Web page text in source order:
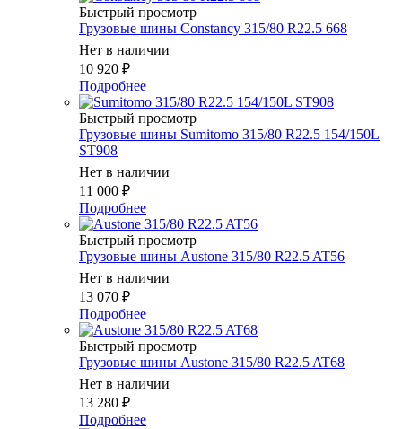
Быстрый просмотр
Грузовые шины Constancy 315/80 R22.5 668
Нет в наличии
10 920 ₽
Подробнее
Быстрый просмотр
Грузовые шины Sumitomo 315/80 R22.5 154/150L
ST908
Нет в наличии
11 000 ₽
Подробнее
Быстрый просмотр
Грузовые шины Austone 315/80 R22.5 AT56
Нет в наличии
13 070 ₽
Подробнее
Быстрый просмотр
Грузовые шины Austone 315/80 R22.5 AT68
Нет в наличии
13 280 ₽
Подробнее